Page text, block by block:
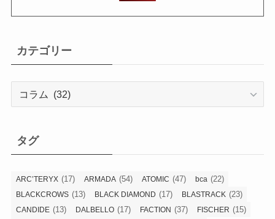
カテゴリー
ー
タグ
ARC’TERYX (17) ARMADA (54) ATOMIC (47) bca (22)
BLACKCROWS (13) BLACK DIAMOND (17) BLASTRACK (23)
CANDIDE (13) DALBELLO (17) FACTION (37) FISCHER (15)